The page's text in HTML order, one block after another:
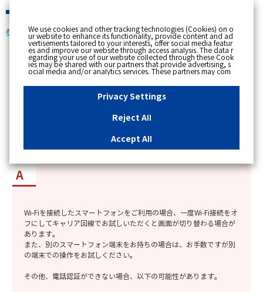
個人のお客さま
[ トップへ戻る ]
カテゴリー表示
更新日時 : 2026/03/16 18:19
myTOKYOGASの電話認証で、画面が切り替わら
ない時の対応方法を知りたい。
Wi-Fiを接続したスマートフォンをご利用の場合、一度Wi-Fi接続をオ
フにしてキャリア回線でお試しいただくと画面が切り替わる場合が
あります。
また、別のスマートフォン端末をお持ちの場合は、お手数ですが別
の端末での操作をお試しください。
その他、電話認証ができない場合、以下の可能性があります。
We use cookies and other tracking technologies (Cookies) on o
ur website to enhance its functionality, provide content and ad
vertisements tailored to your interests, offer social media featur
es and improve our website through access analysis. The data r
egarding your use of our website collected through these Cook
ies may be shared with our partners that provide advertising, s
ocial media and/or analytics services. These partners may com
bine the data shared by us with other data that you have provi
ded to them or that they have collected from your use of their s
ervices or other websites to analyse and optimise advertisemen
ts delivered to you by businesses other than us on the internet.
essary Cookies, please click "Reject All". If you agree to the use
of all Cookies, please click "Accept All". To select your preferen
u can change your consent or rejection settings at any time by c
"Privacy Settings"button on this banner or through y
our browser's "Settings". For more information regarding the pr
site, please refer to the link below.Cookies DetailsPrivacy Polic
y
Privacy Settings
Reject All
Accept All